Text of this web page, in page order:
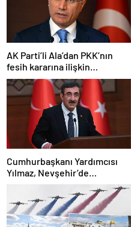
AK Parti’li Ala’dan PKK’nın
fesih kararına ilişkin
açıklama: Pazarlık söz konusu
değildir
Cumhurbaşkanı Yardımcısı
Yılmaz, Nevşehir’de
temaslarda bulundu! ‘Hiç
kimsenin tereddütü olmasın’